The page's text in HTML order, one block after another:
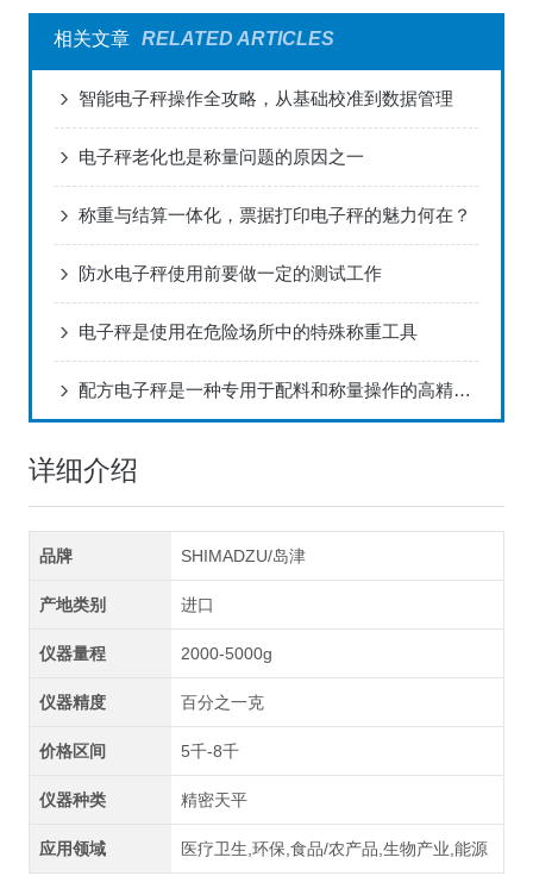
相关文章 RELATED ARTICLES
智能电子秤操作全攻略，从基础校准到数据管理
电子秤老化也是称量问题的原因之一
称重与结算一体化，票据打印电子秤的魅力何在？
防水电子秤使用前要做一定的测试工作
电子秤是使用在危险场所中的特殊称重工具
配方电子秤是一种专用于配料和称量操作的高精度仪器
详细介绍
品牌 SHIMADZU/岛津
产地类别 进口
仪器量程 2000-5000g
仪器精度 百分之一克
价格区间 5千-8千
仪器种类 精密天平
应用领域 医疗卫生,环保,食品/农产品,生物产业,能源